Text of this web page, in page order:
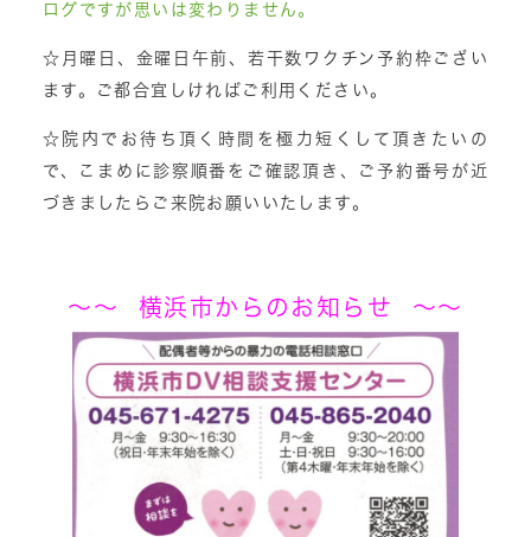
ログですが思いは変わりません。
☆月曜日、金曜日午前、若干数ワクチン予約枠ござい
ます。ご都合宜しければご利用ください。
☆院内でお待ち頂く時間を極力短くして頂きたいの
で、こまめに診察順番をご確認頂き、ご予約番号が近
づきましたらご来院お願いいたします。
～～ 横浜市からのお知らせ ～～